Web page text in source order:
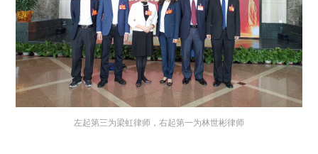
左起第三为梁虹律师，右起第一为林世彬律师